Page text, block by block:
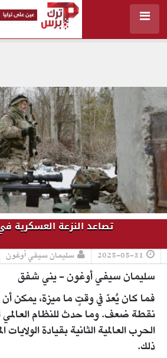
تصاعد النزعة العسكرية في
2025-05-31 سليمان سيفي أوغون
سليمان سيفي أوغون - يني شفق
فما كان يُعدّ في وقتٍ ما ميزة، يمكن أن
نقطة ضعف. وما حدث للنظام العالمي
الحرب العالمية الثانية بقيادة
ذلك.